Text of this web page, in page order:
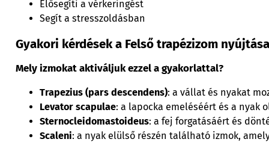
Elősegíti a vérkeringést
Segít a stresszoldásban
Gyakori kérdések a Felső trapézizom
Mely izmokat aktiváljuk ezzel a gyakorlattal?
Trapezius (pars descendens): a vállat és nyakat
Levator scapulae: a lapocka emeléséért és a nyak
Sternocleidomastoideus: a fej forgatásáért és
Scaleni: a nyak elülső részén található izmok,